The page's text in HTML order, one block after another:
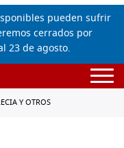
pueden sufrir
cerrados por
23 de agosto.
Y OTROS